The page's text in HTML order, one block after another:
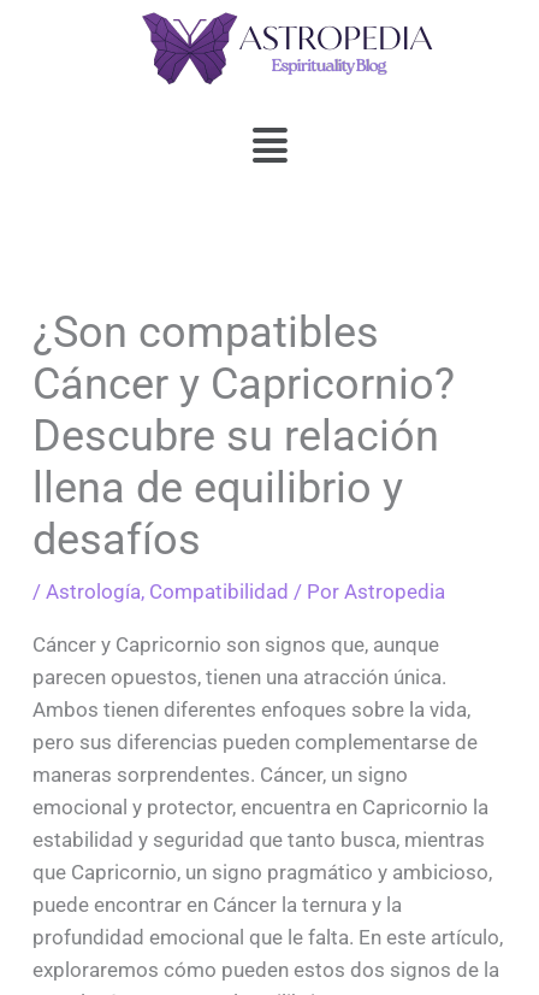
Menú
¿Son compatibles
Cáncer y Capricornio?
Descubre su relación
llena de equilibrio y
desafíos
/ Astrología, Compatibilidad / Por Astropedia
Cáncer y Capricornio son signos que, aunque
parecen opuestos, tienen una atracción única.
Ambos tienen diferentes enfoques sobre la vida,
pero sus diferencias pueden complementarse de
maneras sorprendentes. Cáncer, un signo
emocional y protector, encuentra en Capricornio la
estabilidad y seguridad que tanto busca, mientras
que Capricornio, un signo pragmático y ambicioso,
puede encontrar en Cáncer la ternura y la
profundidad emocional que le falta. En este artículo,
exploraremos cómo pueden estos dos signos de la